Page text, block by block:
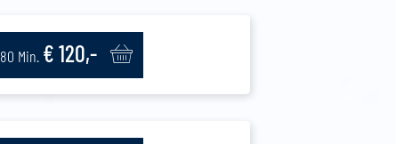
80 Min. € 120,-